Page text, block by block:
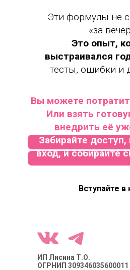
Вступайте в
Вы можете
Или взять
внедрить её
Забирайте
вход, и собирайте
Эти формулы не
«за
Это опыт,
выстраивался
тесты, ошибки и
ИП Лисина Т.О.
ОГРНИП 309346035600011